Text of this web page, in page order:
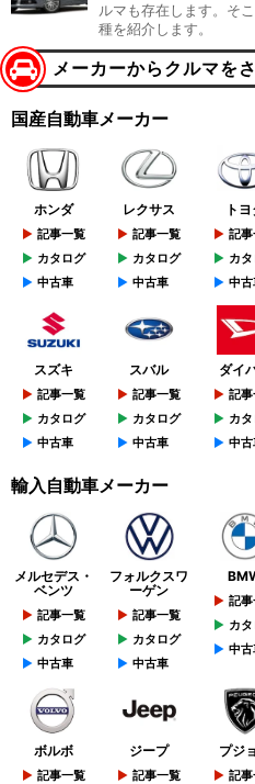
ルマも存在します。そ
種を紹介します。
メーカーからクルマを
国産自動車メーカー
ホンダ
記事一覧
カタログ
中古車
レクサス
記事一覧
カタログ
中古車
トヨ
記
カ
中
スズキ
記事一覧
カタログ
中古車
スバル
記事一覧
カタログ
中古車
ダイ
記
カ
中
輸入自動車メーカー
メルセデス・
ベンツ
記事一覧
カタログ
中古車
フォルクスワ
ーゲン
記事一覧
カタログ
中古車
記
カ
中
ボルボ
記事一覧
ジープ
記事一覧
プジ
記